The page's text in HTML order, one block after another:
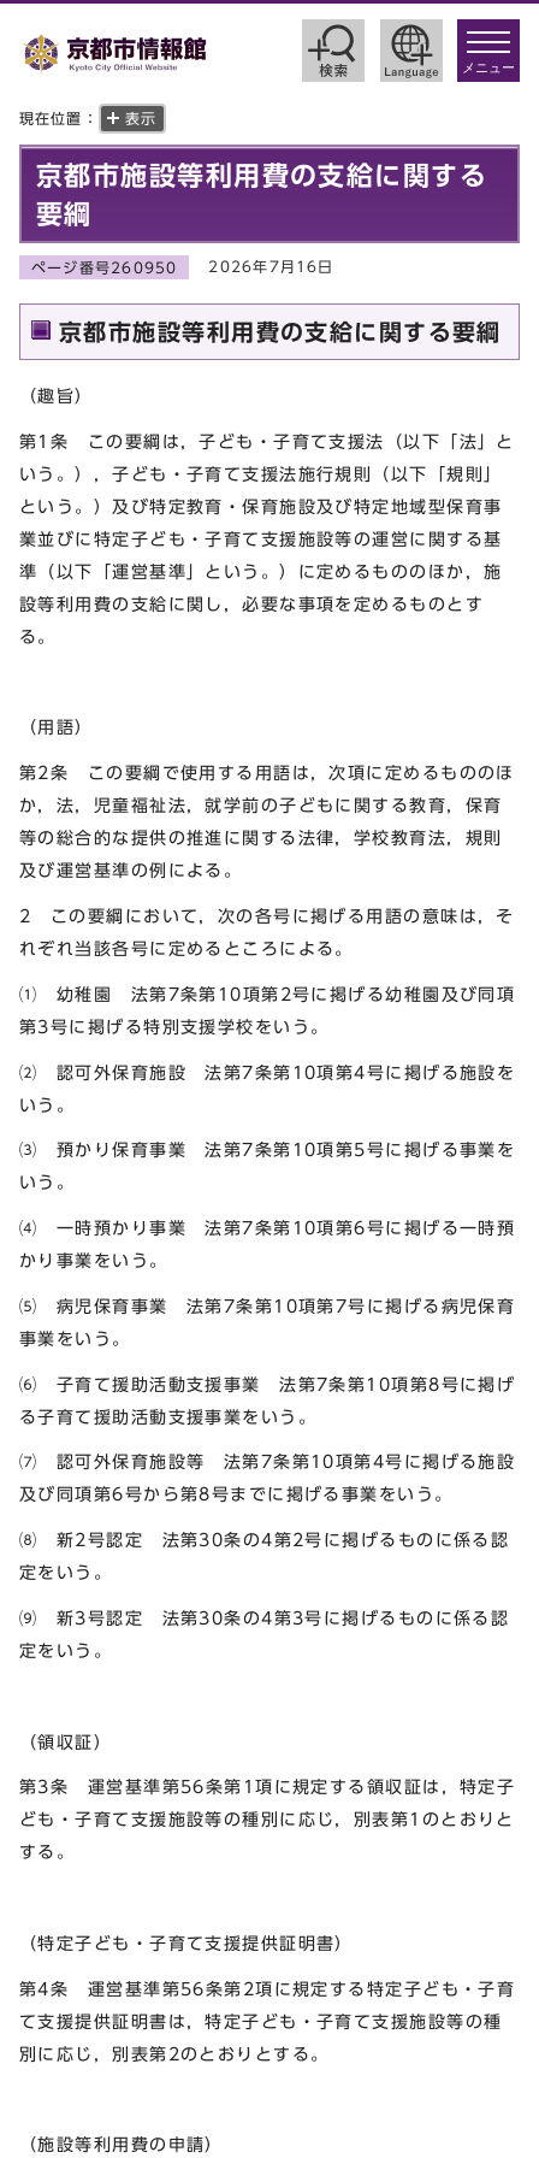
toggle
メニュー
現在位置： 表示
京都市施設等利用費の支給に関する
要綱
ページ番号260950 2026年7月16日
京都市施設等利用費の支給に関する要綱
（趣旨）
第1条 この要綱は，子ども・子育て支援法（以下「法」と
いう。），子ども・子育て支援法施行規則（以下「規則」
という。）及び特定教育・保育施設及び特定地域型保育事
業並びに特定子ども・子育て支援施設等の運営に関する基
準（以下「運営基準」という。）に定めるもののほか，施
設等利用費の支給に関し，必要な事項を定めるものとす
る。
（用語）
第2条 この要綱で使用する用語は，次項に定めるもののほ
か，法，児童福祉法，就学前の子どもに関する教育，保育
等の総合的な提供の推進に関する法律，学校教育法，規則
及び運営基準の例による。
2 この要綱において，次の各号に掲げる用語の意味は，そ
れぞれ当該各号に定めるところによる。
⑴ 幼稚園 法第7条第10項第2号に掲げる幼稚園及び同項
第3号に掲げる特別支援学校をいう。
⑵ 認可外保育施設 法第7条第10項第4号に掲げる施設を
いう。
⑶ 預かり保育事業 法第7条第10項第5号に掲げる事業を
いう。
⑷ 一時預かり事業 法第7条第10項第6号に掲げる一時預
かり事業をいう。
⑸ 病児保育事業 法第7条第10項第7号に掲げる病児保育
事業をいう。
⑹ 子育て援助活動支援事業 法第7条第10項第8号に掲げ
る子育て援助活動支援事業をいう。
⑺ 認可外保育施設等 法第7条第10項第4号に掲げる施設
及び同項第6号から第8号までに掲げる事業をいう。
⑻ 新2号認定 法第30条の4第2号に掲げるものに係る認
定をいう。
⑼ 新3号認定 法第30条の4第3号に掲げるものに係る認
定をいう。
（領収証）
第3条 運営基準第56条第1項に規定する領収証は，特定子
ども・子育て支援施設等の種別に応じ，別表第1のとおりと
する。
（特定子ども・子育て支援提供証明書）
第4条 運営基準第56条第2項に規定する特定子ども・子育
て支援提供証明書は，特定子ども・子育て支援施設等の種
別に応じ，別表第2のとおりとする。
（施設等利用費の申請）